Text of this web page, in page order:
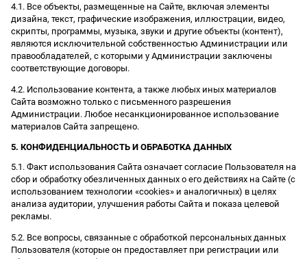
4.1. Все объекты, размещенные на Сайте, включая элементы
дизайна, текст, графические изображения, иллюстрации, видео,
скрипты, программы, музыка, звуки и другие объекты (контент),
являются исключительной собственностью Администрации или
правообладателей, с которыми у Администрации заключены
соответствующие договоры.
4.2. Использование контента, а также любых иных материалов
Сайта возможно только с письменного разрешения
Администрации. Любое несанкционированное использование
материалов Сайта запрещено.
5. КОНФИДЕНЦИАЛЬНОСТЬ И ОБРАБОТКА ДАННЫХ
5.1. Факт использования Сайта означает согласие Пользователя на
сбор и обработку обезличенных данных о его действиях на Сайте (с
использованием технологии «cookies» и аналогичных) в целях
анализа аудитории, улучшения работы Сайта и показа целевой
рекламы.
5.2. Все вопросы, связанные с обработкой персональных данных
Пользователя (которые он предоставляет при регистрации или